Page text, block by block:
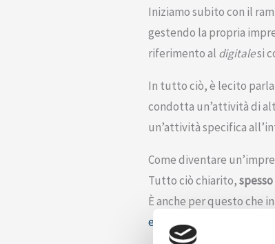
Iniziamo subito con il
gestendo la propria
riferimento al digitalesi
In tutto ciò, è lecito
condotta un’attività di
un’attività specifica
Come diventare
Tutto ciò chiarito,
È anche per questo che
e InfoCamere